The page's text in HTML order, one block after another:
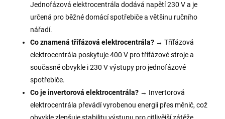
Jednofázová elektrocentrála dodává napětí 230 V a je
určená pro běžné domácí spotřebiče a většinu ručního
nářadí.
Co znamená třífázová elektrocentrála? → Třífázová
elektrocentrála poskytuje 400 V pro třífázové stroje a
současně obvykle i 230 V výstupy pro jednofázové
spotřebiče.
Co je invertorová elektrocentrála? → Invertorová
elektrocentrála převádí vyrobenou energii přes měnič, což